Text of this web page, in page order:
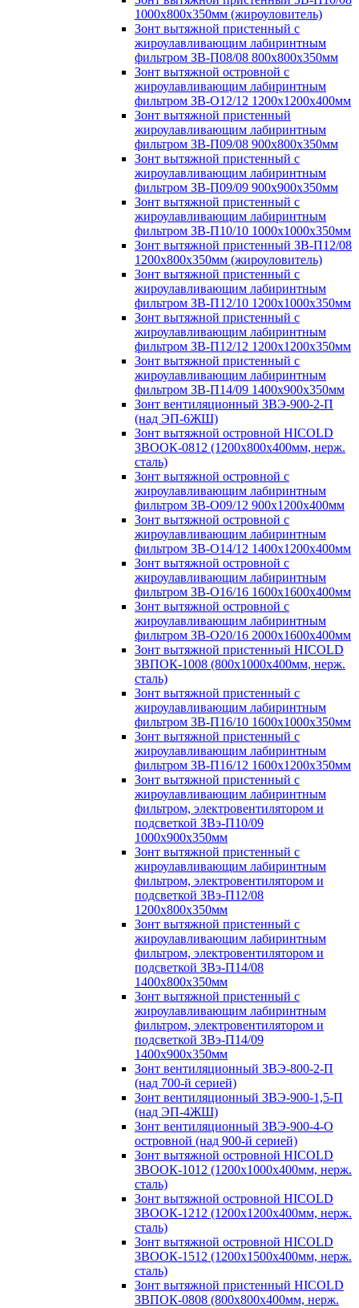
1000х800х350мм (жироуловитель)
Зонт вытяжной пристенный с
жироулавливающим лабиринтным
фильтром ЗВ-П08/08 800х800х350мм
Зонт вытяжной островной с
жироулавливающим лабиринтным
фильтром ЗВ-О12/12 1200х1200х400мм
Зонт вытяжной пристенный
жироулавливающим лабиринтным
фильтром ЗВ-П09/08 900х800х350мм
Зонт вытяжной пристенный с
жироулавливающим лабиринтным
фильтром ЗВ-П09/09 900х900х350мм
Зонт вытяжной пристенный с
жироулавливающим лабиринтным
фильтром ЗВ-П10/10 1000х1000х350мм
Зонт вытяжной пристенный ЗВ-П12/08
1200х800х350мм (жироуловитель)
Зонт вытяжной пристенный с
жироулавливающим лабиринтным
фильтром ЗВ-П12/10 1200х1000х350мм
Зонт вытяжной пристенный с
жироулавливающим лабиринтным
фильтром ЗВ-П12/12 1200х1200х350мм
Зонт вытяжной пристенный с
жироулавливающим лабиринтным
фильтром ЗВ-П14/09 1400х900х350мм
Зонт вентиляционный ЗВЭ-900-2-П
(над ЭП-6ЖШ)
Зонт вытяжной островной HICOLD
ЗВООК-0812 (1200х800x400мм, нерж.
сталь)
Зонт вытяжной островной с
жироулавливающим лабиринтным
фильтром ЗВ-О09/12 900х1200х400мм
Зонт вытяжной островной с
жироулавливающим лабиринтным
фильтром ЗВ-О14/12 1400х1200х400мм
Зонт вытяжной островной с
жироулавливающим лабиринтным
фильтром ЗВ-О16/16 1600х1600х400мм
Зонт вытяжной островной с
жироулавливающим лабиринтным
фильтром ЗВ-О20/16 2000х1600х400мм
Зонт вытяжной пристенный HICOLD
ЗВПОК-1008 (800х1000х400мм, нерж.
сталь)
Зонт вытяжной пристенный с
жироулавливающим лабиринтным
фильтром ЗВ-П16/10 1600х1000х350мм
Зонт вытяжной пристенный с
жироулавливающим лабиринтным
фильтром ЗВ-П16/12 1600х1200х350мм
Зонт вытяжной пристенный с
жироулавливающим лабиринтным
фильтром, электровентилятором и
подсветкой ЗВэ-П10/09
1000х900х350мм
Зонт вытяжной пристенный с
жироулавливающим лабиринтным
фильтром, электровентилятором и
подсветкой ЗВэ-П12/08
1200х800х350мм
Зонт вытяжной пристенный с
жироулавливающим лабиринтным
фильтром, электровентилятором и
подсветкой ЗВэ-П14/08
1400х800х350мм
Зонт вытяжной пристенный с
жироулавливающим лабиринтным
фильтром, электровентилятором и
подсветкой ЗВэ-П14/09
1400х900х350мм
Зонт вентиляционный ЗВЭ-800-2-П
(над 700-й серией)
Зонт вентиляционный ЗВЭ-900-1,5-П
(над ЭП-4ЖШ)
Зонт вентиляционный ЗВЭ-900-4-О
островной (над 900-й серией)
Зонт вытяжной островной HICOLD
ЗВООК-1012 (1200х1000х400мм, нерж.
сталь)
Зонт вытяжной островной HICOLD
ЗВООК-1212 (1200x1200x400мм, нерж.
сталь)
Зонт вытяжной островной HICOLD
ЗВООК-1512 (1200х1500х400мм, нерж.
сталь)
Зонт вытяжной пристенный HICOLD
ЗВПОК-0808 (800х800х400мм, нерж.